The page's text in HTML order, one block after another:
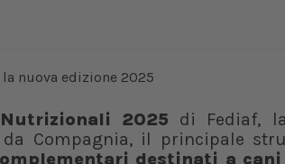
2025 di Fediaf,
Compagnia, il principale
destinati a